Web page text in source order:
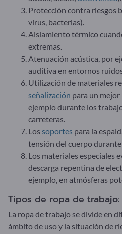
Protección contra riesgos
virus, bacterias).
Aislamiento térmico
extremas.
Atenuación acústica, por
auditiva en entornos
Utilización de materiales
señalización para un
ejemplo durante los
carreteras.
Los soportes para la
tensión del cuerpo
Los materiales especiales
descarga repentina de
ejemplo, en atmósferas
Tipos de ropa de trabajo:
La ropa de trabajo se divide en
ámbito de uso y la situación de